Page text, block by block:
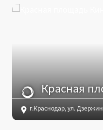
Красная
г.Краснодар, ул.